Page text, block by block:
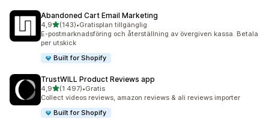
Abandoned Cart Email Marketing
4,9av 5 stjärnor
(143)
143 recensioner totalt
•Gratisplan tillgänglig
E-postmarknadsföring och återställning av övergiven kassa. Betala
per utskick
Built for Shopify
TrustWILL Product Reviews app
4,9av 5 stjärnor
(1 497)
1497 recensioner totalt
•Gratis
Collect videos reviews, amazon reviews & ali reviews importer
Built for Shopify